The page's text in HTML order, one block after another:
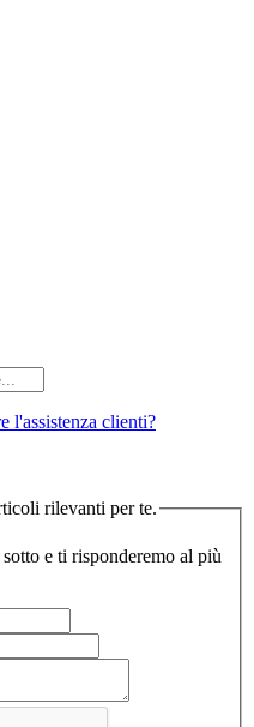
l'assistenza clienti?
rilevanti per te.
e ti risponderemo al più